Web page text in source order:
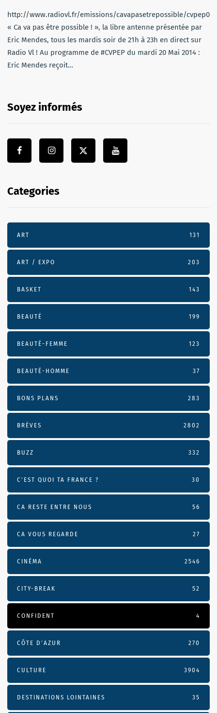
http://www.radiovl.fr/emissions/cavapasetrepossible/
« Ca va pas être possible ! », la libre antenne présentée par
Eric Mendes, tous les mardis soir de 21h à 23h en direct sur
Radio Vl ! Au programme de #CVPEP du mardi 20 Mai 2014 :
Eric Mendes reçoit…
Soyez informés
Categories
ART 131
ART / EXPO 203
BASKET 143
BEAUTÉ 199
BEAUTÉ-FEMME 123
BEAUTÉ-HOMME 37
BONS PLANS 283
BRÈVES 2802
BUZZ 332
C'EST QUOI TA FRANCE ? 30
CA RESTE ENTRE NOUS 56
CA VOUS REGARDE 27
CINÉMA 2546
CITY-BREAK 52
CONFIDENT 4
CÔTE D’AZUR 270
CULTURE 3904
DESTINATIONS LOINTAINES 35